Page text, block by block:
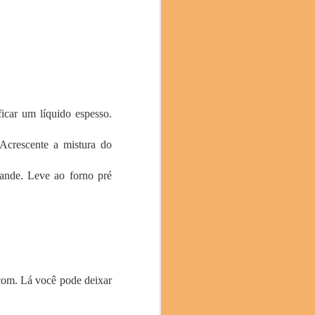
um líquido espesso.
a mistura do
Leve ao forno pré
Lá você pode deixar
Hiroya Kawasaki
(Restaurante Isshi